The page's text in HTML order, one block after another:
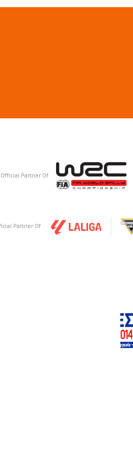
Official Partner Of
Partner Of